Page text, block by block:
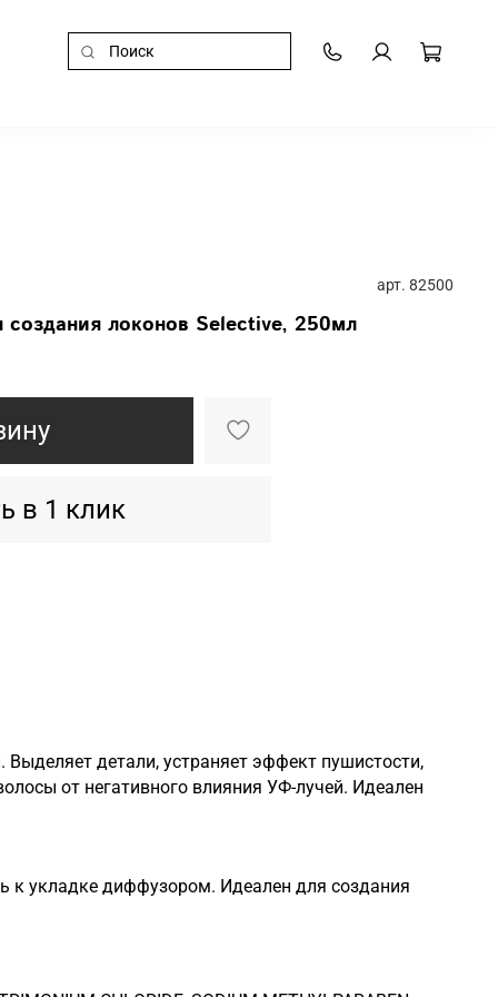
арт. 82500
создания локонов Selective, 250мл
в 1 клик
детали, устраняет эффект пушистости,
от негативного влияния УФ-лучей. Идеален
к укладке диффузором. Идеален для создания